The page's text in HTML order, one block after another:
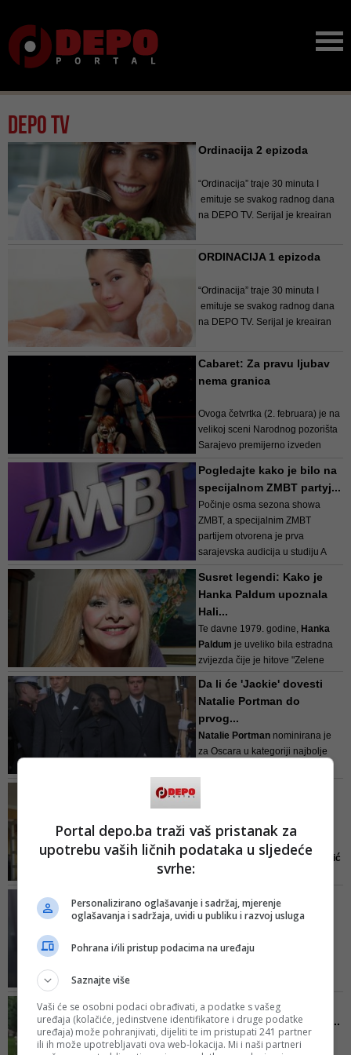
Depo TV
Ordinacija 2 epizoda
“Ordinacija” traje 30 minuta I
emituje se svakog radnog dana
na DEPO TV. Serijal je kreairan
medicine, psihologije, farmacije,
ORDINACIJA 1 epizoda
“Ordinacija” traje 30 minuta I
emituje se svakog radnog dana
na DEPO TV. Serijal je kreairan
medicine, psihologije, farmacije,
ishrane, rekreacije, a konc...
Cabaret: Za pravu ljubav
nema granica
Ovoga četvrtka (2. februara) je na
velikoj sceni Narodnog pozorišta
Sarajevo premijerno izveden
„Cabaret: Za pravu ljubav nema
granica“ u režiji Jasmina
Durakovića.Ovaj istinski i ...
Pogledajte kako je bilo na
specijalnom ZMBT partyj...
Počinje osma sezona showa
ZMBT, a specijalnim ZMBT
partijem otvorena je prva
sarajevska audicija u studiju A
Na prvoj audiciji, tj. ZMBT partyju,
prisustvovali su mnogi prijašnji
učesnici ovog takmičenja. A ako
ste je...
Susret legendi: Kako je
Hanka Paldum upoznala
Hali...
Te davne 1979. godine, Hanka
Paldum je uveliko bila estradna
zvijezda čije je hitove "Zelene
Te godine započela je i svoju
veliku Jugoslovensk...
Da li će 'Jackie' dovesti
Natalie Portman do
prvog...
Natalie Portman nominirana je
za Oscara u kategoriji najbolje
kontraverzne prve dame SAD-a
Jackie Kennedy a bro...
Zavirite u luksuznu vilu
Sek...
Popularna folk pjevačica i
novopečena majka Seka Aleksić
gradske gužve, u mirnom dijelu
Stare Pazove, gdje živi sa
sinom Jakov...
Djevojka ga naljutila pa
završila u kontejneru!
prikazuje muškarca i ženu
I dok ona pokušava otići, on
kreće za njom, hvata je rukama,
podiže i vidno ljut ubacuje u -
Znate li kako je izgledala
svadba Željka Joksimovi...
Vjenčanja poznatih ličnosti sa
Portal depo.ba traži vaš pristanak za
upotrebu vaših ličnih podataka u sljedeće
svrhe:
Personalizirano oglašavanje i sadržaj, mjerenje
oglašavanja i sadržaja, uvidi u publiku i razvoj usluga
Pohrana i/ili pristup podacima na uređaju
Saznajte više
Vaši će se osobni podaci obrađivati, a podatke s vašeg
uređaja (kolačiće, jedinstvene identifikatore i druge podatke
uređaja) može pohranjivati, dijeliti te im pristupati 241 partner
ili ih može upotrebljavati ova web-lokacija. Mi i naši partneri